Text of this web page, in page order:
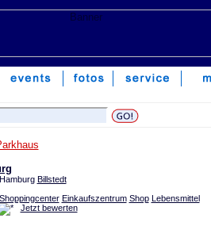
Billstedt
Shoppingcenter Einkaufszentrum Shop Lebensmittel
Jetzt bewerten